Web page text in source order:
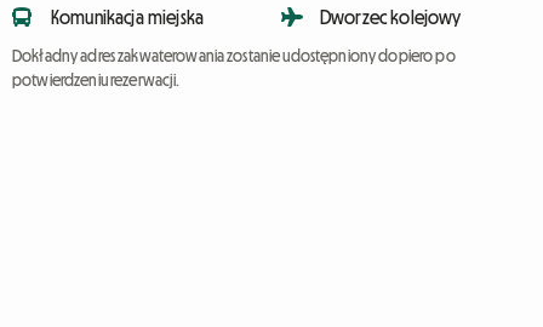
Komunikacja miejska
Dworzec kolejowy
Dokładny adres zakwaterowania zostanie udostępniony dopiero po
potwierdzeniu rezerwacji.